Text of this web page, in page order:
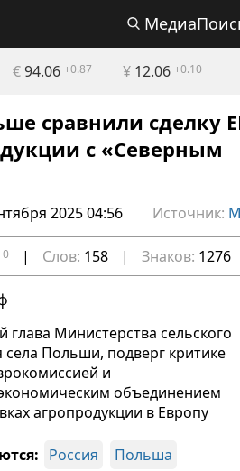
€94.06 +0.87 ¥ 12.06 +0.10
сравнили сделку
с «Северным
2025 04:56 Источник:
0 | Слов: 158 | Знаков: 1276
глава Министерства сельского
села Польши, подверг критике
и
объединением
агропродукции в Европу
Россия
Польша